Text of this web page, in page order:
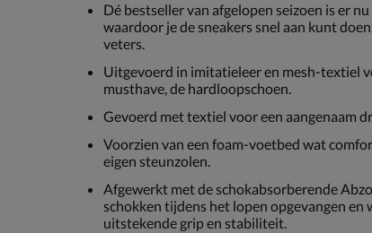
Dé bestseller van afgelopen seizoen is er
waardoor je de sneakers snel aan kunt
veters.
Uitgevoerd in imitatieleer en mesh-textiel
musthave, de hardloopschoen.
Gevoerd met textiel voor een aangenaam
Voorzien van een foam-voetbed wat
eigen steunzolen.
Afgewerkt met de schokabsorberende
schokken tijdens het lopen opgevangen
uitstekende grip en stabiliteit.